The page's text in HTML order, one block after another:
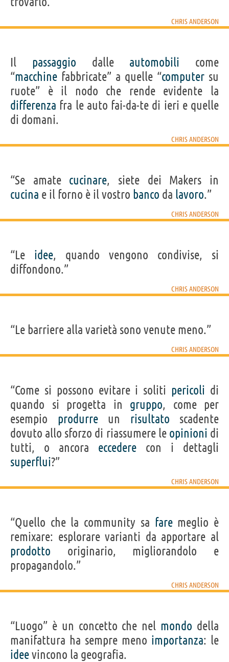
CHRIS ANDERSON
Il passaggio dalle automobili come
“macchine fabbricate” a quelle “computer su
ruote” è il nodo che rende evidente la
differenza fra le auto fai-da-te di ieri e quelle
di domani.
CHRIS ANDERSON
“Se amate cucinare, siete dei Makers in
cucina e il forno è il vostro banco da lavoro.”
CHRIS ANDERSON
“Le idee, quando vengono condivise, si
diffondono.”
CHRIS ANDERSON
“Le barriere alla varietà sono venute meno.”
CHRIS ANDERSON
“Come si possono evitare i soliti pericoli di
quando si progetta in gruppo, come per
esempio produrreun risultato scadente
dovuto allo sforzo di riassumere le opinioni di
tutti, o ancora eccedere con i dettagli
superflui?”
CHRIS ANDERSON
“Quello che la community sa faremeglio è
remixare: esplorare varianti da apportare al
prodotto originario, migliorandolo e
propagandolo.”
CHRIS ANDERSON
“Luogo” è un concetto che nel mondo della
manifattura ha sempre meno importanza: le
ideevincono la geografia.